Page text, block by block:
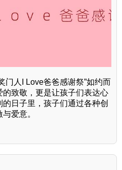
门人I Love爸爸感谢祭”如约而
致敬，更是让孩子们表达心
日子里，孩子们通过各种创
爱意。